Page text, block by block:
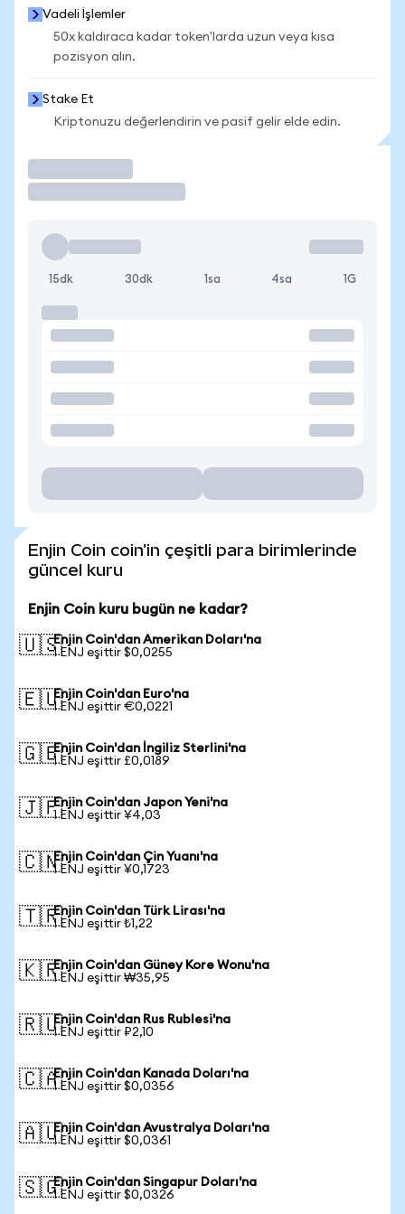
Vadeli İşlemler
50x kaldıraca kadar token'larda uzun veya kısa
pozisyon alın.
Stake Et
Kriptonuzu değerlendirin ve pasif gelir elde edin.
15dk 30dk 1sa 4sa 1G
Enjin Coin coin'in çeşitli para birimlerinde
güncel kuru
Enjin Coin kuru bugün ne kadar?
🇺🇸Enjin Coin'dan Amerikan Doları'na
1 ENJ eşittir $0,0255
🇪🇺Enjin Coin'dan Euro'na
1 ENJ eşittir €0,0221
🇬🇧Enjin Coin'dan İngiliz Sterlini'na
1 ENJ eşittir £0,0189
🇯🇵Enjin Coin'dan Japon Yeni'na
1 ENJ eşittir ¥4,03
🇨🇳Enjin Coin'dan Çin Yuanı'na
1 ENJ eşittir ¥0,1723
🇹🇷Enjin Coin'dan Türk Lirası'na
1 ENJ eşittir ₺1,22
🇰🇷Enjin Coin'dan Güney Kore Wonu'na
1 ENJ eşittir ₩35,95
🇷🇺Enjin Coin'dan Rus Rublesi'na
1 ENJ eşittir ₽2,10
🇨🇦Enjin Coin'dan Kanada Doları'na
1 ENJ eşittir $0,0356
🇦🇺Enjin Coin'dan Avustralya Doları'na
1 ENJ eşittir $0,0361
🇸🇬Enjin Coin'dan Singapur Doları'na
1 ENJ eşittir $0,0326